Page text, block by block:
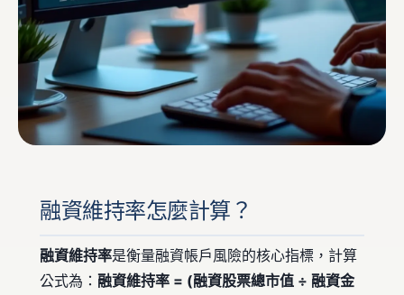
融資維持率怎麼計算？
融資維持率是衡量融資帳戶風險的核心指標，計算
公式為： 融資維持率 = (融資股票總市值 ÷ 融資金